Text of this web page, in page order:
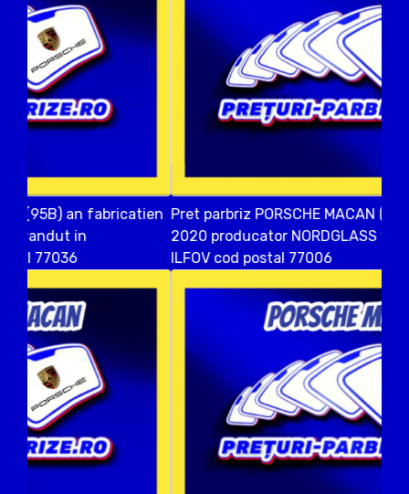
Pret parbriz PORSCHE MACAN (95B) an fabricatien
2020 producator NORDGLASS vandut in COPACENI
ILFOV cod postal 77006